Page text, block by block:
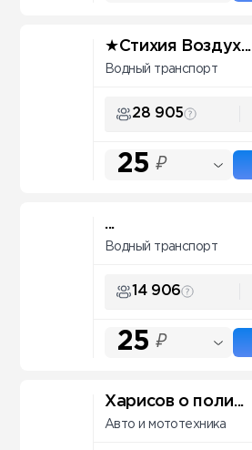
★Стихия Воздух...
Водный транспорт
28 905
25 ₽
...
Водный транспорт
14 906
25 ₽
Харисов о поли...
Авто и мототехника